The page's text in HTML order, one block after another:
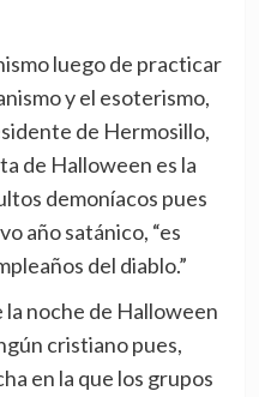
luego de practicar
y el esoterismo,
de Hermosillo,
de Halloween es la
demoníacos pues
año satánico, “es
del diablo.”
la noche de Halloween
cristiano pues,
en la que los grupos